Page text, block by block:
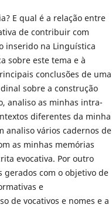
E qual é a relação entre
de contribuir com
inserido na Linguística
sobre este tema e à
conclusões de uma
sobre a construção
analiso as minhas intra-
diferentes da minha
analiso vários cadernos de
as minhas memórias
evocativa. Por outro
gerados com o objetivo de
e
de vocativos e nomes e a